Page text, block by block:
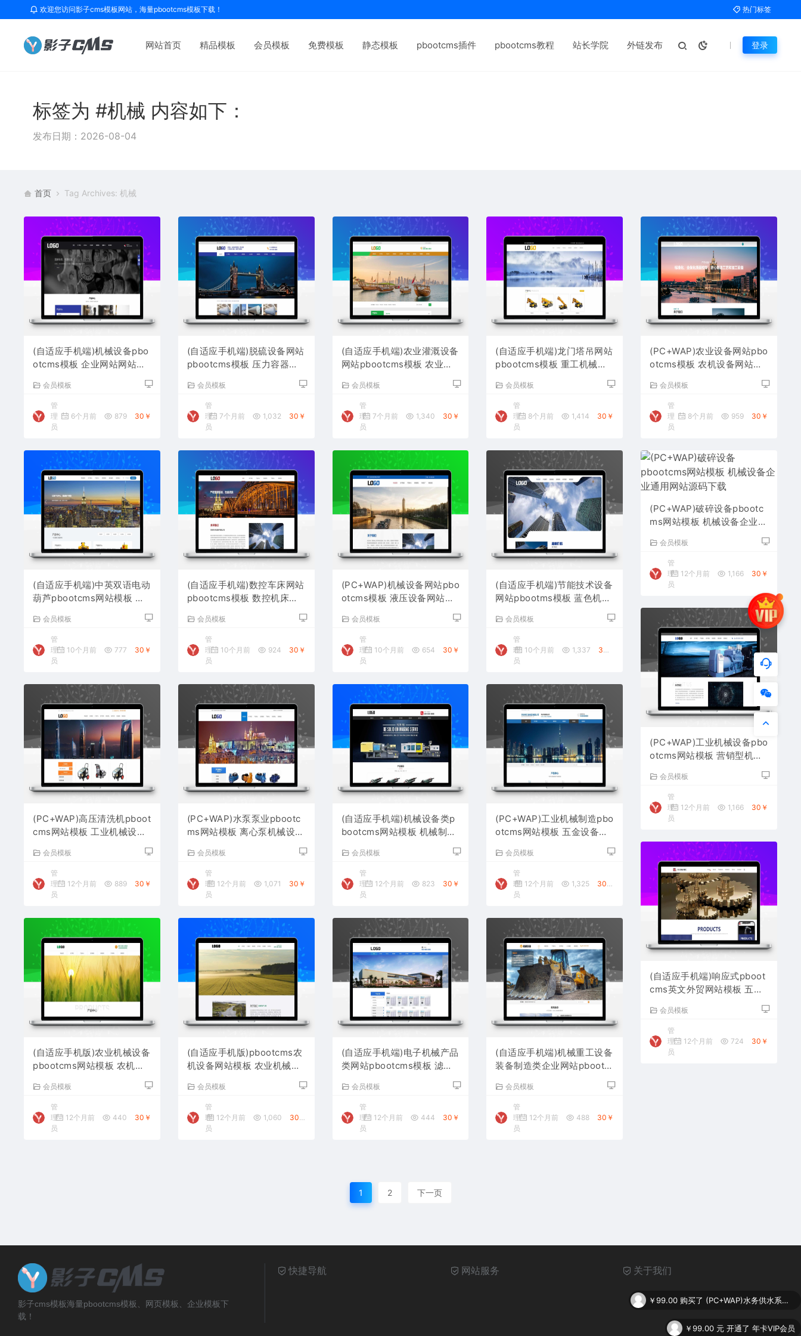
欢迎您访问影子cms模板网站，海量pbootcms模板下载！ 热门标签
网站首页 精品模板 会员模板 免费模板 静态模板 pbootcms插件 pbootcms教程 站长学院 外链发布 登录
标签为 #机械 内容如下：
发布日期：2026-08-04
首页 Tag Archives: 机械
(自适应手机端)机械设备pbo
otcms模板 企业网站网站源
会员模板
管
理
员
6个月前 879 30￥
(自适应手机端)脱硫设备网站
pbootcms模板 压力容器网
会员模板
管
理
员
7个月前 1,032 30￥
(自适应手机端)农业灌溉设备
网站pbootcms模板 农业机
会员模板
管
理
员
7个月前 1,340 30￥
(自适应手机端)龙门塔吊网站
pbootcms模板 重工机械设
会员模板
管
理
员
8个月前 1,414 30￥
(PC+WAP)农业设备网站pbo
otcms模板 农机设备网站源
会员模板
管
理
员
8个月前 959 30￥
(自适应手机端)中英双语电动
葫芦pbootcms网站模板 起
会员模板
管
理
员
10个月前 777 30￥
(自适应手机端)数控车床网站
pbootcms模板 数控机床网
会员模板
管
理
员
10个月前 924 30￥
(PC+WAP)机械设备网站pbo
otcms模板 液压设备网站源
会员模板
管
理
员
10个月前 654 30￥
(自适应手机端)节能技术设备
网站pbootms模板 蓝色机械
会员模板
管
理
员
10个月前 1,337 30￥
(PC+WAP)破碎设备pbootc
ms网站模板 机械设备企业通
会员模板
管
理
员
12个月前 1,166 30￥
(PC+WAP)高压清洗机pboot
cms网站模板 工业机械设备
会员模板
管
理
员
12个月前 889 30￥
(PC+WAP)水泵泵业pbootc
ms网站模板 离心泵机械设备
会员模板
管
理
员
12个月前 1,071 30￥
(自适应手机端)机械设备类p
bootcms网站模板 机械制造
会员模板
管
理
员
12个月前 823 30￥
(PC+WAP)工业机械制造pbo
otcms网站模板 五金设备网
会员模板
管
理
员
12个月前 1,325 30￥
(PC+WAP)工业机械设备pbo
otcms网站模板 营销型机械
会员模板
管
理
员
12个月前 1,166 30￥
(自适应手机版)农业机械设备
pbootcms网站模板 农机设
会员模板
管
理
员
12个月前 440 30￥
(自适应手机版)pbootcms农
机设备网站模板 农业机械设
会员模板
管
理
员
12个月前 1,060 30￥
(自适应手机端)电子机械产品
类网站pbootcms模板 滤芯
会员模板
管
理
员
12个月前 444 30￥
(自适应手机端)机械重工设备
装备制造类企业网站pbootc
ms模板 大型矿山设备网站源
码下载
会员模板
管
理
员
12个月前 488 30￥
(自适应手机端)响应式pboot
cms英文外贸网站模板 五金
会员模板
管
理
员
12个月前 724 30￥
1 2 下一页
影子cms模板海量pbootcms模板、网页模板、企业模板下
载！
快捷导航 网站服务 关于我们
￥99.00 购买了
￥99.00 元 开通了 年卡VIP会员